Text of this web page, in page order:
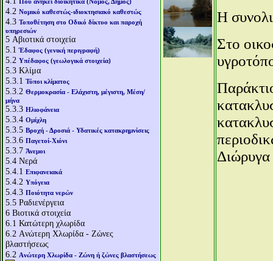
4.2 Νομικό καθεστώς-ιδιοκτησιακό καθεστώς
4.3 Τοποθέτηση στο Οδικό δίκτυο και παροχή
υπηρεσιών
5 Αβιοτικά στοιχεία
5.1Έδαφος (γενική περιγραφή)
5.2 Υπέδαφος (γεωλογικά στοιχεία)
5.3 Κλίμα
5.3.1 Τύποι κλίματος
5.3.2 Θερμοκρασία - Ελάχιστη, μέγιστη, Μέση/
μήνα
5.3.3 Ηλιοφάνεια
5.3.4 Ομίχλη
5.3.5 Βροχή - Δροσιά - Υδατικές κατακρημνίσεις
5.3.6 Παγετοί-Χιόνι
5.3.7 Άνεμοι
5.4 Νερά
5.4.1 Επιφανειακά
5.4.2 Υπόγεια
5.4.3 Ποιότητα νερών
5.5 Ραδιενέργεια
6 Βιοτικά στοιχεία
6.1 Κατώτερη χλωρίδα
6.2 Aνώτερη Χλωρίδα - Ζώνες
βλαστήσεως
6.2 Aνώτερη Χλωρίδα - Ζώνη ή ζώνες βλαστήσεως
Η
Στο